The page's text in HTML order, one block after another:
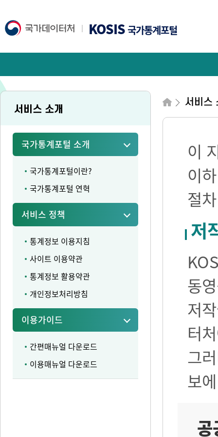
KOSIS국가통계포털
서비스 소개
국가통계포털 소개
국가통계포털이란?
국가통계포털 연혁
서비스 정책
통계정보 이용지침
사이트 이용약관
통계정보 활용약관
개인정보처리방침
이용가이드
간편매뉴얼 다운로드
이용매뉴얼 다운로드
서비스
이
이
절
저
동
저
터
그
보